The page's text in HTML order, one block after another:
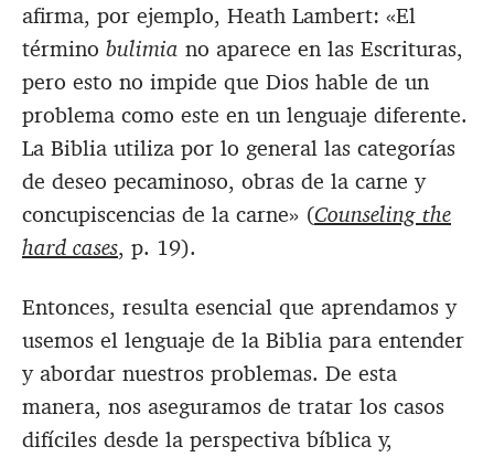
afirma, por ejemplo, Heath Lambert: «El
término bulimia no aparece en las Escrituras,
pero esto no impide que Dios hable de un
problema como este en un lenguaje diferente.
La Biblia utiliza por lo general las categorías
de deseo pecaminoso, obras de la carne y
concupiscencias de la carne» (Counseling the
hard cases, p. 19).
Entonces, resulta esencial que aprendamos y
usemos el lenguaje de la Biblia para entender
y abordar nuestros problemas. De esta
manera, nos aseguramos de tratar los casos
difíciles desde la perspectiva bíblica y,